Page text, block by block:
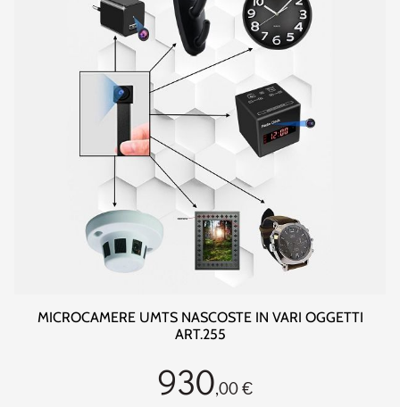
MICROCAMERE UMTS NASCOSTE IN VARI OGGETTI
ART.255
930,00 €